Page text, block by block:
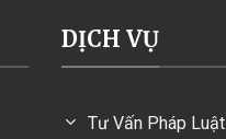
DỊCH VỤ
Tư Vấn Pháp Luật